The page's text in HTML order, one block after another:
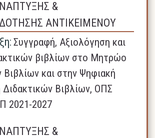
&
ΑΝΤΙΚΕΙΜΕΝΟΥ
Συγγραφή, Αξιολόγηση και
βιβλίων στο Μητρώο
Βιβλίων και στην Ψηφιακή
Διδακτικών Βιβλίων, ΟΠΣ
2021-2027
&